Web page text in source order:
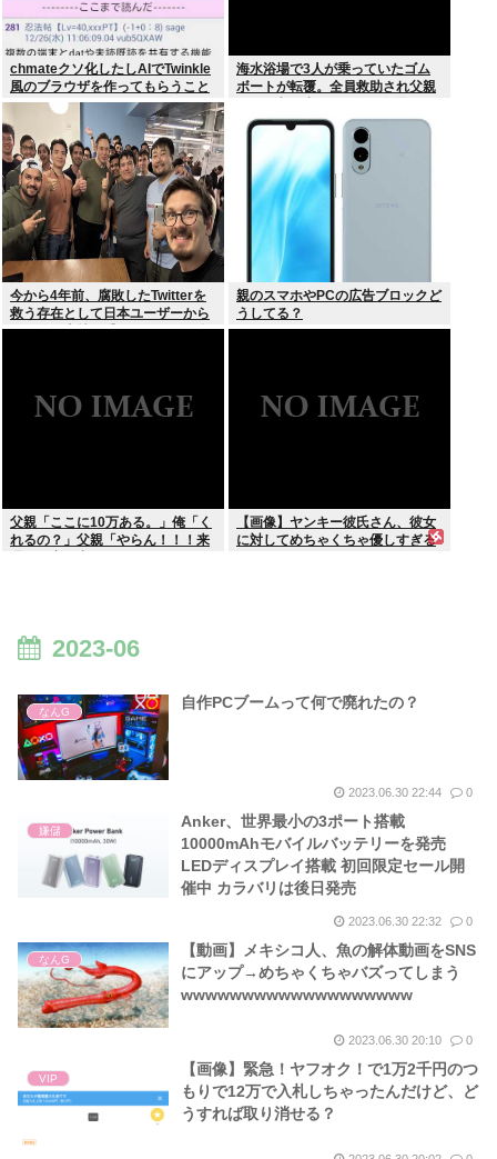
chmateクソ化したしAIでTwinkle
風のブラウザを作ってもらうこと
にしたわ
海水浴場で3人が乗っていたゴム
ボートが転覆。全員救助され父親
と男児(8)は死亡
今から4年前、腐敗したTwitterを
救う存在として日本ユーザーから
圧倒的な支持を受けた男たちの姿
親のスマホやPCの広告ブロックど
うしてる？
父親「ここに10万ある。」俺「く
れるの？」父親「やらん！！！来
【画像】ヤンキー彼氏さん、彼女
に対してめちゃくちゃ優しすぎる
2023-06
なんG
自作PCブームって何で廃れたの？
2023.06.30 22:44 0
嫌儲
Anker、世界最小の3ポート搭載
10000mAhモバイルバッテリーを発売
LEDディスプレイ搭載 初回限定セール開
催中 カラバリは後日発売
2023.06.30 22:32 0
なんG
【動画】メキシコ人、魚の解体動画をSNS
にアップ→めちゃくちゃバズってしまう
wwwwwwwwwwwwwwwwwww
2023.06.30 20:10 0
VIP
【画像】緊急！ヤフオク！で1万2千円のつ
もりで12万で入札しちゃったんだけど、ど
うすれば取り消せる？